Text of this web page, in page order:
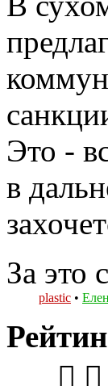
Это -
в
За это
plastic •